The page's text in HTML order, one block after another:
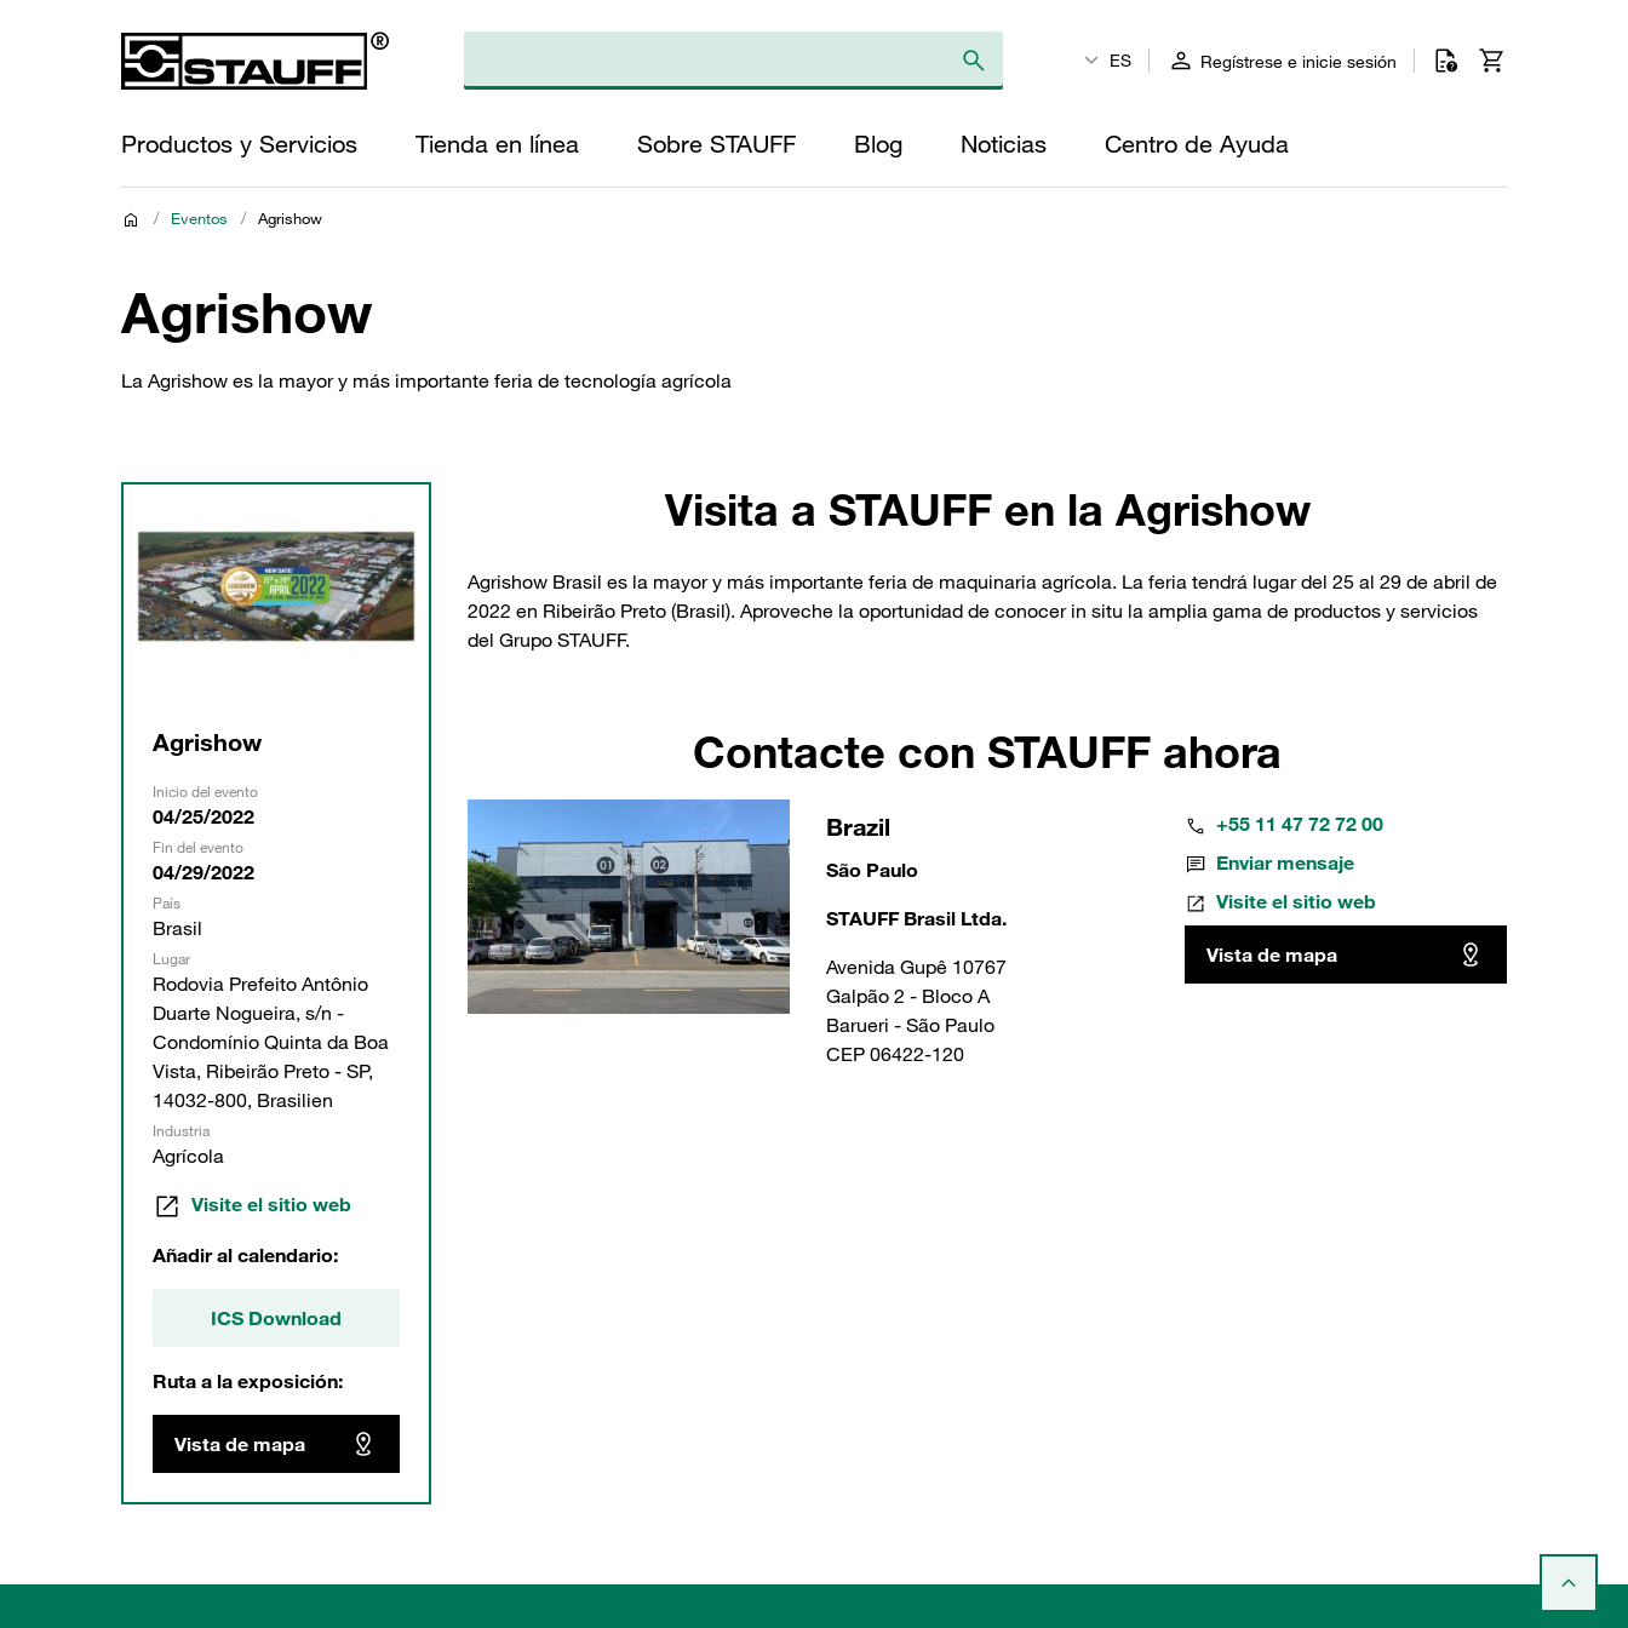
ES Regístrese e inicie sesión
Productos y Servicios Tienda en línea Sobre STAUFF Blog Noticias Centro de Ayuda
/ Eventos / Agrishow
Agrishow
La Agrishow es la mayor y más importante feria de tecnología agrícola
Agrishow
Inicio del evento
04/25/2022
Fin del evento
04/29/2022
País
Brasil
Lugar
Rodovia Prefeito Antônio
Duarte Nogueira, s/n -
Condomínio Quinta da Boa
Vista, Ribeirão Preto - SP,
14032-800, Brasilien
Industria
Agrícola
Visite el sitio web
Añadir al calendario:
ICS Download
Ruta a la exposición:
Vista de mapa
Visita a STAUFF en la Agrishow
Agrishow Brasil es la mayor y más importante feria de maquinaria agrícola. La feria tendrá lugar del 25 al 29 de abril de
2022 en Ribeirão Preto (Brasil). Aproveche la oportunidad de conocer in situ la amplia gama de productos y servicios
del Grupo STAUFF.
Contacte con STAUFF ahora
Brazil
São Paulo
STAUFF Brasil Ltda.
Avenida Gupê 10767
Galpão 2 - Bloco A
Barueri - São Paulo
CEP 06422-120
+55 11 47 72 72 00
Enviar mensaje
Visite el sitio web
Vista de mapa